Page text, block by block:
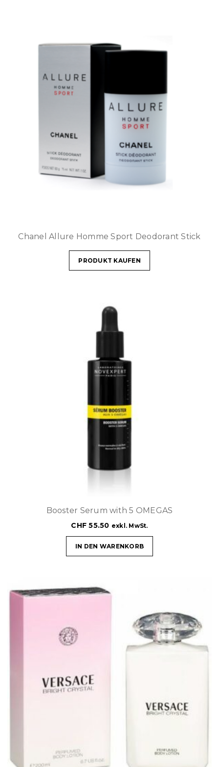
Chanel Allure Homme Sport Deodorant Stick
PRODUKT KAUFEN
Booster Serum with 5 OMEGAS
CHF 55.50 exkl. MwSt.
IN DEN WARENKORB